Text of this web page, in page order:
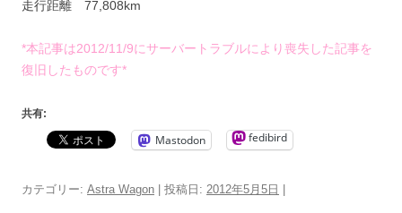
走行距離 77,808km
*本記事は2012/11/9にサーバートラブルにより喪失した記事を
復旧したものです*
共有:
Mastodon fedibird
カテゴリー: Astra Wagon | 投稿日: 2012年5月5日 |